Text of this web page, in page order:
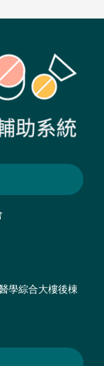
學綜合大樓後棟